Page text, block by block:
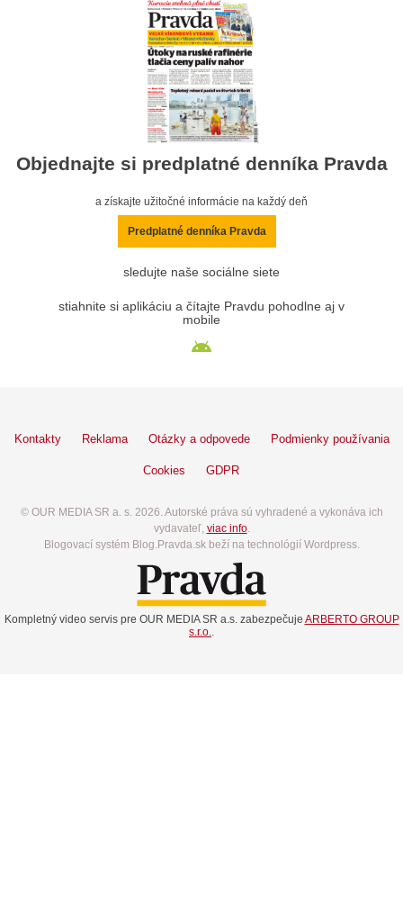
Objednajte si predplatné denníka Pravda
a získajte užitočné informácie na každý deň
Predplatné denníka Pravda
sledujte naše sociálne siete
stiahnite si aplikáciu a čítajte Pravdu pohodlne aj v
mobile
Kontakty Reklama Otázky a odpovede Podmienky používania
Cookies GDPR
© OUR MEDIA SR a. s. 2026. Autorské práva sú vyhradené a vykonáva ich
vydavateľ, viac info.
Blogovací systém Blog.Pravda.sk beží na technológií Wordpress.
Kompletný video servis pre OUR MEDIA SR a.s. zabezpečuje ARBERTO GROUP
s.r.o.